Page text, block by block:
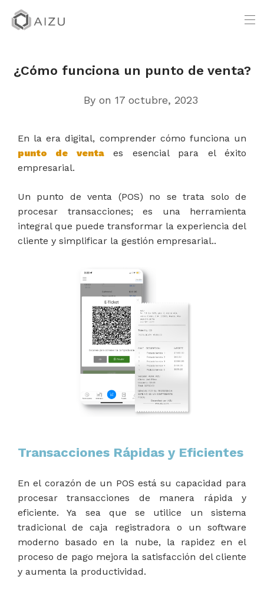
¿Cómo funciona un punto de venta?
By on 17 octubre, 2023
En la era digital, comprender cómo funciona un
punto de ventaes esencial para el éxito
empresarial.
Un punto de venta (POS) no se trata solo de
procesar transacciones; es una herramienta
integral que puede transformar la experiencia del
cliente y simplificar la gestión empresarial..
Transacciones Rápidas y Eficientes
En el corazón de un POS está su capacidad para
procesar transacciones de manera rápida y
eficiente. Ya sea que se utilice un sistema
tradicional de caja registradora o un software
moderno basado en la nube, la rapidez en el
proceso de pago mejora la satisfacción del cliente
y aumenta la productividad.